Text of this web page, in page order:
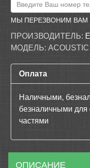
МЫ ПЕРЕЗВОНИМ ВАМ
ПРОИЗВОДИТЕЛЬ:
МОДЕЛЬ:
Оплата
Наличными,
безналичными для
частями
ОПИСАНИЕ